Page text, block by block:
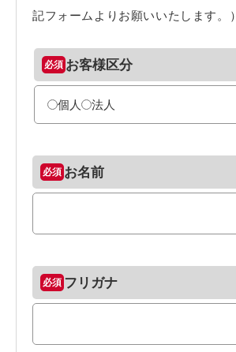
記フォームよりお願いいたします。）
お客様区分
個人 法人
お名前
フリガナ